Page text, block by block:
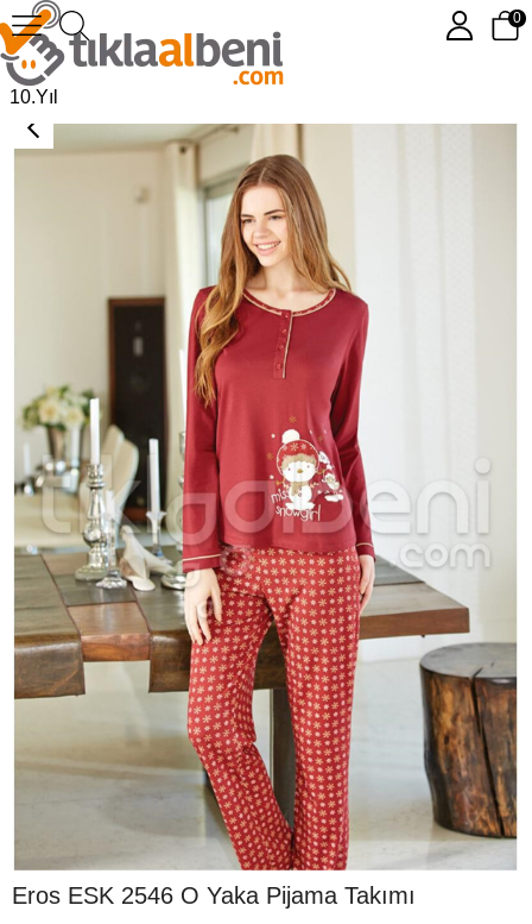
10.Yıl
0
Eros ESK 2546 O Yaka Pijama Takımı
Eros ESK 2546 O Yaka Pijama Takımı